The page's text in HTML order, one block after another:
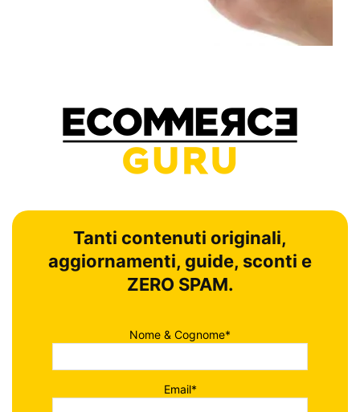
Tanti contenuti originali,
aggiornamenti, guide, sconti e
ZERO SPAM.
Nome & Cognome*
Email*